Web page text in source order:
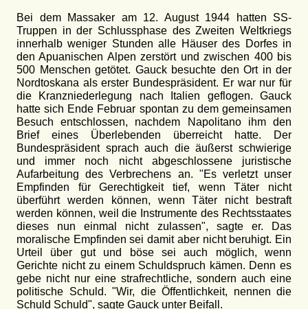
Bei dem Massaker am 12. August 1944 hatten SS-
Truppen in der Schlussphase des Zweiten Weltkriegs
innerhalb weniger Stunden alle Häuser des Dorfes in
den Apuanischen Alpen zerstört und zwischen 400 bis
500 Menschen getötet. Gauck besuchte den Ort in der
Nordtoskana als erster Bundespräsident. Er war nur für
die Kranzniederlegung nach Italien geflogen. Gauck
hatte sich Ende Februar spontan zu dem gemeinsamen
Besuch entschlossen, nachdem Napolitano ihm den
Brief eines Überlebenden überreicht hatte. Der
Bundespräsident sprach auch die äußerst schwierige
und immer noch nicht abgeschlossene juristische
Aufarbeitung des Verbrechens an. "Es verletzt unser
Empfinden für Gerechtigkeit tief, wenn Täter nicht
überführt werden können, wenn Täter nicht bestraft
werden können, weil die Instrumente des Rechtsstaates
dieses nun einmal nicht zulassen", sagte er. Das
moralische Empfinden sei damit aber nicht beruhigt. Ein
Urteil über gut und böse sei auch möglich, wenn
Gerichte nicht zu einem Schuldspruch kämen. Denn es
gebe nicht nur eine strafrechtliche, sondern auch eine
politische Schuld. "Wir, die Öffentlichkeit, nennen die
Schuld Schuld", sagte Gauck unter Beifall.